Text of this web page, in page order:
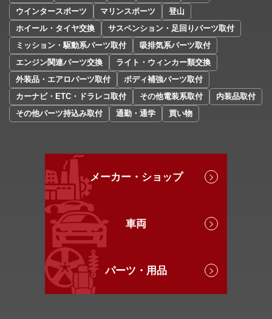
ウインタースポーツ
マリンスポーツ
登山
ホイール・タイヤ交換
サスペンション・足回りパーツ取付
ミッション・駆動系パーツ取付
吸排気系パーツ取付
エンジン関連パーツ交換
ライト・ウィンカー類交換
外装品・エアロパーツ取付
ボディ補強パーツ取付
カーナビ・ETC・ドラレコ取付
その他電装系取付
内装品取付
その他パーツ持込み取付
通勤・通学 買い物
メーカー・ショップ
車両
パーツ・用品